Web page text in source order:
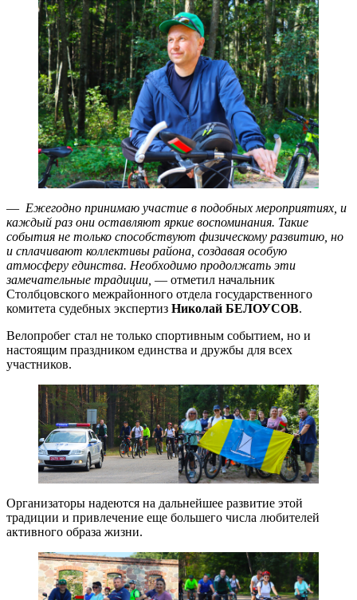
— Ежегодно принимаю участие в подобных мероприятиях, и
каждый раз они оставляют яркие воспоминания. Такие
события не только способствуют физическому развитию, но
и сплачивают коллективы района, создавая особую
атмосферу единства. Необходимо продолжать эти
замечательные традиции, — отметил начальник
Столбцовского межрайонного отдела государственного
комитета судебных экспертиз Николай БЕЛОУСОВ.
Велопробег стал не только спортивным событием, но и
настоящим праздником единства и дружбы для всех
участников.
Организаторы надеются на дальнейшее развитие этой
традиции и привлечение еще большего числа любителей
активного образа жизни.